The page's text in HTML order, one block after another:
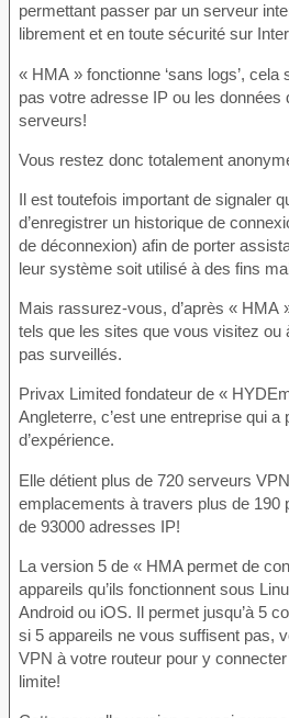
permettant passer par un serveur
librement et en toute sécurité sur
« HMA » fonctionne ‘sans logs’, cela
pas votre adresse IP ou les
serveurs!
Vous restez donc totalement
Il est toutefois important de signaler
d’enregistrer un historique de
de déconnexion) afin de porter
leur système soit utilisé à des fins
Mais rassurez-vous, d’après « HMA
tels que les sites que vous visitez ou
pas surveillés.
Privax Limited fondateur de «
Angleterre, c’est une entreprise qui a
d’expérience.
Elle détient plus de 720 serveurs
emplacements à travers plus de 190
de 93000 adresses IP!
La version 5 de « HMA permet de
appareils qu’ils fonctionnent sous
Android ou iOS. Il permet jusqu’à 5
si 5 appareils ne vous suffisent pas,
VPN à votre routeur pour y
limite!